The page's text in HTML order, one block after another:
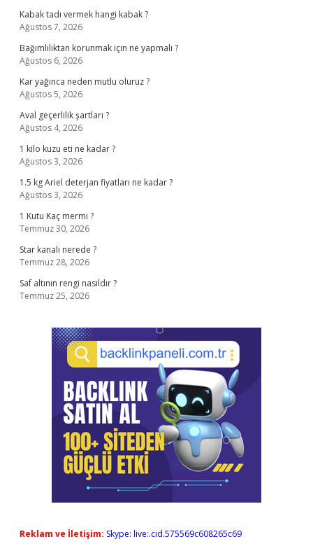
Kabak tadı vermek hangi kabak ?
Ağustos 7, 2026
Bağımlılıktan korunmak için ne yapmalı ?
Ağustos 6, 2026
Kar yağınca neden mutlu oluruz ?
Ağustos 5, 2026
Aval geçerlilik şartları ?
Ağustos 4, 2026
1 kilo kuzu eti ne kadar ?
Ağustos 3, 2026
1.5 kg Ariel deterjan fiyatları ne kadar ?
Ağustos 3, 2026
1 Kutu Kaç mermi ?
Temmuz 30, 2026
Star kanalı nerede ?
Temmuz 28, 2026
Saf altının rengi nasıldır ?
Temmuz 25, 2026
Reklam ve İletişim: Skype: live:.cid.575569c608265c69